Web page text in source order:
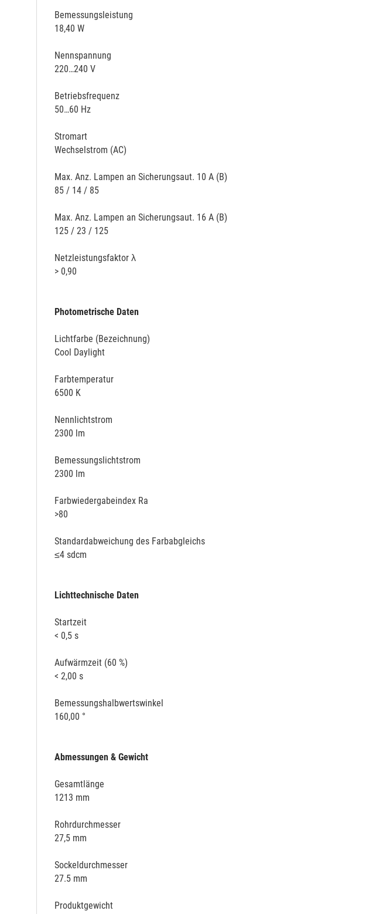
Bemessungsleistung
18,40 W
Nennspannung
220…240 V
Betriebsfrequenz
50…60 Hz
Stromart
Wechselstrom (AC)
Max. Anz. Lampen an Sicherungsaut. 10 A (B)
85 / 14 / 85
Max. Anz. Lampen an Sicherungsaut. 16 A (B)
125 / 23 / 125
Netzleistungsfaktor λ
> 0,90
Photometrische Daten
Lichtfarbe (Bezeichnung)
Cool Daylight
Farbtemperatur
6500 K
Nennlichtstrom
2300 lm
Bemessungslichtstrom
2300 lm
Farbwiedergabeindex Ra
>80
Standardabweichung des Farbabgleichs
≤4 sdcm
Lichttechnische Daten
Startzeit
< 0,5 s
Aufwärmzeit (60 %)
< 2,00 s
Bemessungshalbwertswinkel
160,00 °
Abmessungen & Gewicht
Gesamtlänge
1213 mm
Rohrdurchmesser
27,5 mm
Sockeldurchmesser
27.5 mm
Produktgewicht